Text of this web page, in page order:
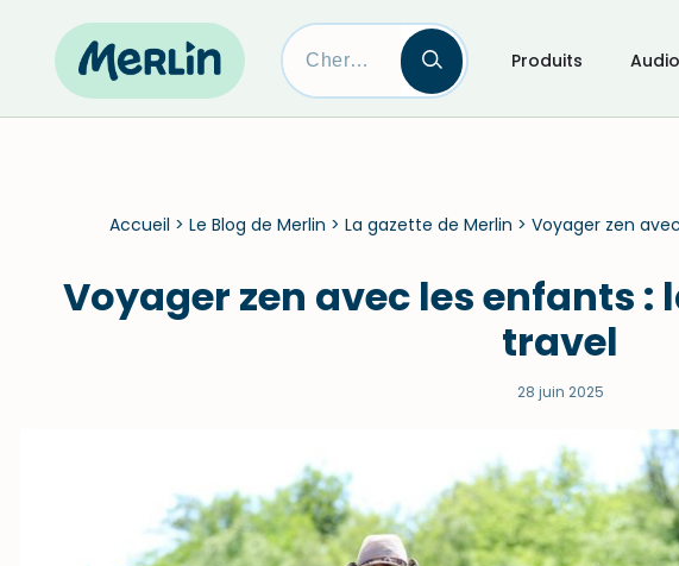
Skip
Produits
Accueil > Le Blog de Merlin > La gazette de Merlin > Voyager zen
Voyager zen avec les enfants :
travel
28 juin 2025